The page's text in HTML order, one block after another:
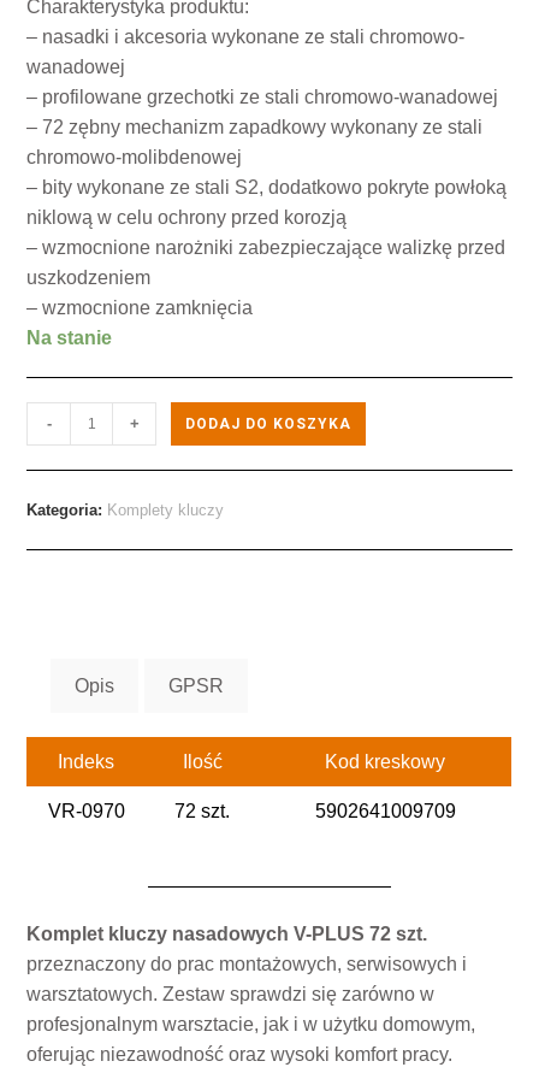
Charakterystyka produktu:
– nasadki i akcesoria wykonane ze stali chromowo-
wanadowej
– profilowane grzechotki ze stali chromowo-wanadowej
– 72 zębny mechanizm zapadkowy wykonany ze stali
chromowo-molibdenowej
– bity wykonane ze stali S2, dodatkowo pokryte powłoką
niklową w celu ochrony przed korozją
– wzmocnione narożniki zabezpieczające walizkę przed
uszkodzeniem
– wzmocnione zamknięcia
Na stanie
- + DODAJ DO KOSZYKA
Kategoria: Komplety kluczy
Opis GPSR
Indeks Ilość Kod kreskowy
VR-0970 72 szt. 5902641009709
Komplet kluczy nasadowych V-PLUS 72 szt.
przeznaczony do prac montażowych, serwisowych i
warsztatowych. Zestaw sprawdzi się zarówno w
profesjonalnym warsztacie, jak i w użytku domowym,
oferując niezawodność oraz wysoki komfort pracy.